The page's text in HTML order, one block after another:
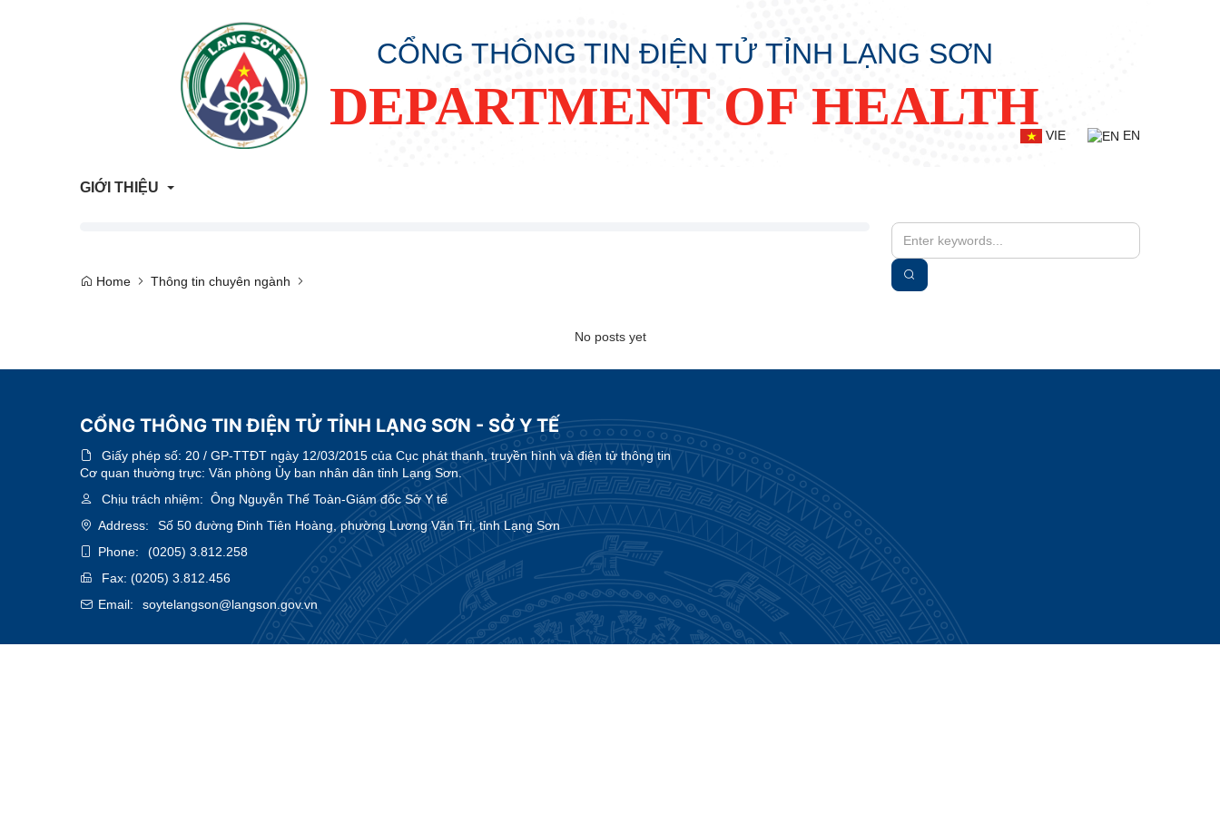
CỔNG THÔNG TIN ĐIỆN TỬ TỈNH LẠNG SƠN
DEPARTMENT OF HEALTH VIE EN
GIỚI THIỆU
Home Thông tin chuyên ngành
No posts yet
CỔNG THÔNG TIN ĐIỆN TỬ TỈNH LẠNG SƠN - SỞ Y TẾ
Giấy phép số: 20 / GP-TTĐT ngày 12/03/2015 của Cục phát thanh, truyền hình và điện tử thông tin
Cơ quan thường trực: Văn phòng Ủy ban nhân dân tỉnh Lạng Sơn.
Chịu trách nhiệm: Ông Nguyễn Thế Toàn-Giám đốc Sở Y tế
Address:
Số 50 đường Đinh Tiên Hoàng, phường Lương Văn Tri, tỉnh Lạng Sơn
Phone:
(0205) 3.812.258
Fax: (0205) 3.812.456
Email:
soytelangson@langson.gov.vn